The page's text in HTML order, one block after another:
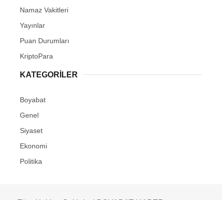
Namaz Vakitleri
Yayınlar
Puan Durumları
KriptoPara
KATEGORILER
Boyabat
Genel
Siyaset
Ekonomi
Politika